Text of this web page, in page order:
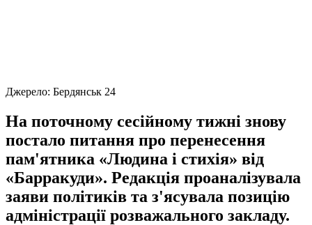
Джерело: Бердянськ 24
На поточному сесійному тижні знову
постало питання про перенесення
пам'ятника «Людина і стихія» від
«Барракуди». Редакція проаналізувала
заяви політиків та з'ясувала позицію
адміністрації розважального закладу.